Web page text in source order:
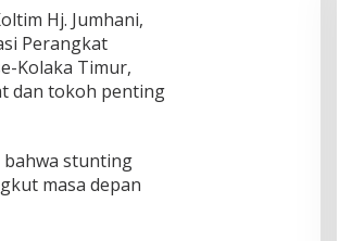
Hj. Jumhani,
Perangkat
Kolaka Timur,
dan tokoh penting
bahwa stunting
masa depan